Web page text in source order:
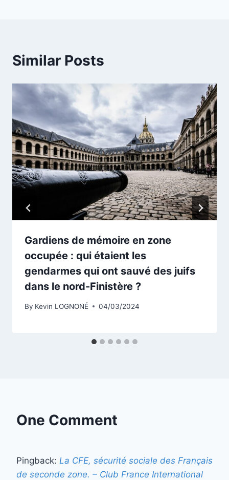
Similar Posts
Gardiens de mémoire en zone
occupée : qui étaient les
gendarmes qui ont sauvé des juifs
dans le nord-Finistère ?
By Kevin LOGNONÉ 04/03/2024
One Comment
Pingback: La CFE, sécurité sociale des Français
de seconde zone. – Club France International